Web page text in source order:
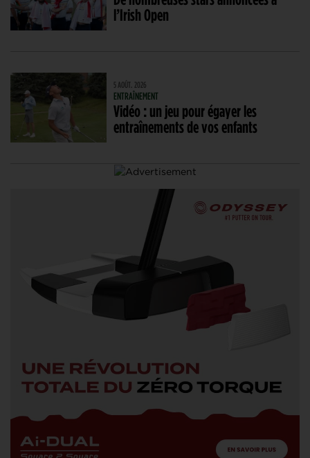
l’Irish Open
5 AOÛT. 2026
ENTRAÎNEMENT
Vidéo : un jeu pour égayer les
entraînements de vos enfants